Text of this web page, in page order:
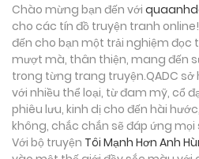
Chào mừng bạn đến với
cho các tín đồ truyện tranh
đến cho bạn một trải nghiệm đọc
mượt mà, thân thiện, mang đến
trong từng trang truyện.QADC sở
với nhiều thể loại, từ đam mỹ, cổ
phiêu lưu, kinh dị cho đến hài
không, chắc chắn sẽ đáp ứng mọi
Với bộ truyện Tôi Mạnh Hơn Anh